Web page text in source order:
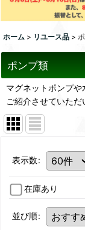
ホーム > リユース品 >
ポンプ類
マグネットポンプ
ご紹介させていただ
表示数:
在庫あり
並び順: